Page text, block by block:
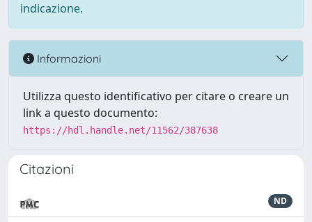
indicazione.
Informazioni
Utilizza questo identificativo per citare o creare un
link a questo documento:
https://hdl.handle.net/11562/387638
Citazioni
ND